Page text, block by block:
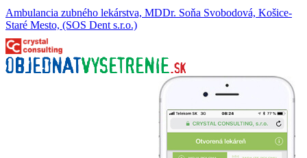
Ambulancia zubného lekárstva, MDDr. Soňa Svobodová, Košice-
Staré Mesto, (SOS Dent s.r.o.)